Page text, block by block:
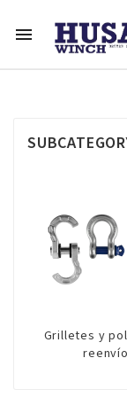

Grilletes y
reenvío